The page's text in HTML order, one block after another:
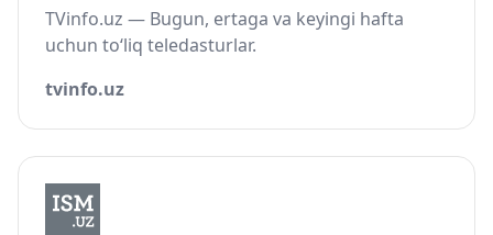
TVinfo.uz — Bugun, ertaga va keyingi hafta
uchun to‘liq teledasturlar.
tvinfo.uz